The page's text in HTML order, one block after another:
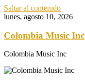
Saltar al contenido
lunes, agosto 10, 2026
Colombia Music Inc
Colombia Music Inc